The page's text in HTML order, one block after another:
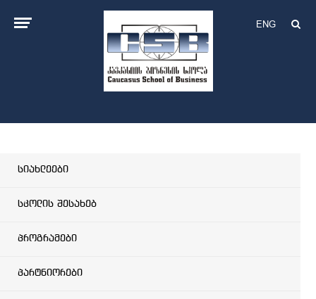
ENG
სიახლეები
სკოლის შესახებ
პროგრამები
პარტნიორები